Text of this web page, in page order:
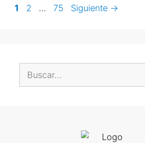
1 2 … 75 Siguiente →